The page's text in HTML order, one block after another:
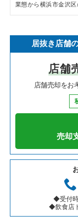
中華の居抜き売却
寿司の居抜き売却
焼肉の居抜き売却
鉄板焼き・お好み
カフェの居抜き売
テイクアウトの居
お弁当・惣菜・デ
カラオケ・パブ・
バーの居抜き売却
千葉県の飲食店の
神奈川県の飲食店
大阪府の飲食店の
兵庫県の飲食店の
愛知県の飲食店の
岐阜県の飲食店の
三重県の飲食店の
鎌倉市の飲食店の
川崎市高津区の飲
横浜市鶴見区の飲
川崎市中原区の飲
横浜市南区の飲食
横浜市港北区の飲
横浜市神奈川区の
横浜市都筑区の飲
横浜市西区の飲食
神奈川県のラーメ
神奈川県のイタリ
神奈川県の中華の
神奈川県のそば・
神奈川県の焼肉の
神奈川県の鉄板焼
神奈川県のアジア
神奈川県のカフェ
神奈川県のテイク
業態から横浜市金沢
横浜市金沢区のイ
横浜市金沢区の中
横浜市金沢区の寿
横浜市金沢区のテ
横浜市金沢区のお
横浜市金沢区のカ
横浜市金沢区の居
居抜き店舗
店舗
店舗売却をお
売却
◆受付時
◆飲食店